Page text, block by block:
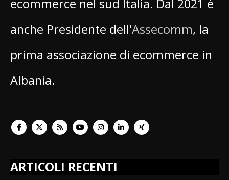
ecommerce nel sud Italia. Dal 2021 è
anche Presidente dell'Assecomm, la
prima associazione di ecommerce in
Albania.
ARTICOLI RECENTI